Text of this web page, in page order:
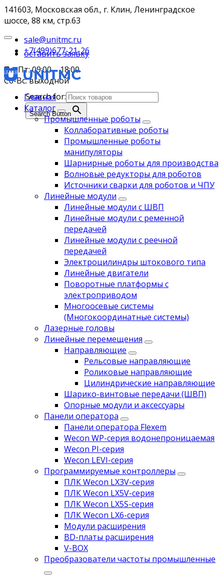
141603, Московская обл., г. Клин, Ленинградское
шоссе, 88 км, стр.63
sale@unitmc.ru
+7(499)677-21-26
Пн-Пт: 09:00 – 18:00
Сб-Вс: выходной
Search for:
Search Button
оставить заявку
Главная
Каталог
Промышленные роботы
Коллаборативные роботы
Промышленные роботы
манипуляторы
Шарнирные роботы для производства
Волновые редукторы для роботов
Источники сварки для роботов и ЧПУ
Линейные модули
Линейные модули с ШВП
Линейные модули с ременной
передачей
Линейные модули с реечной
передачей
Электроцилиндры штокового типа
Линейные двигатели
Поворотные платформы с
электроприводом
Многоосевые системы
(Многокоординатные системы)
Лазерные головы
Линейные перемещения
Направляющие
Рельсовые направляющие
Роликовые направляющие
Цилиндрические направляющие
Шарико-винтовые передачи (ШВП)
Опорные модули и аксессуары
Панели оператора
Панели оператора Flexem
Wecon WP-серия водонепроницаемая
Wecon PI-серия
Wecon LEVI-серия
Программируемые контроллеры
ПЛК Wecon LX3V-серия
ПЛК Wecon LX5V-серия
ПЛК Wecon LX5S-серия
ПЛК Wecon LX6-серия
Модули расширения
BD-платы расширения
V-BOX
Преобразователи частоты промышленные